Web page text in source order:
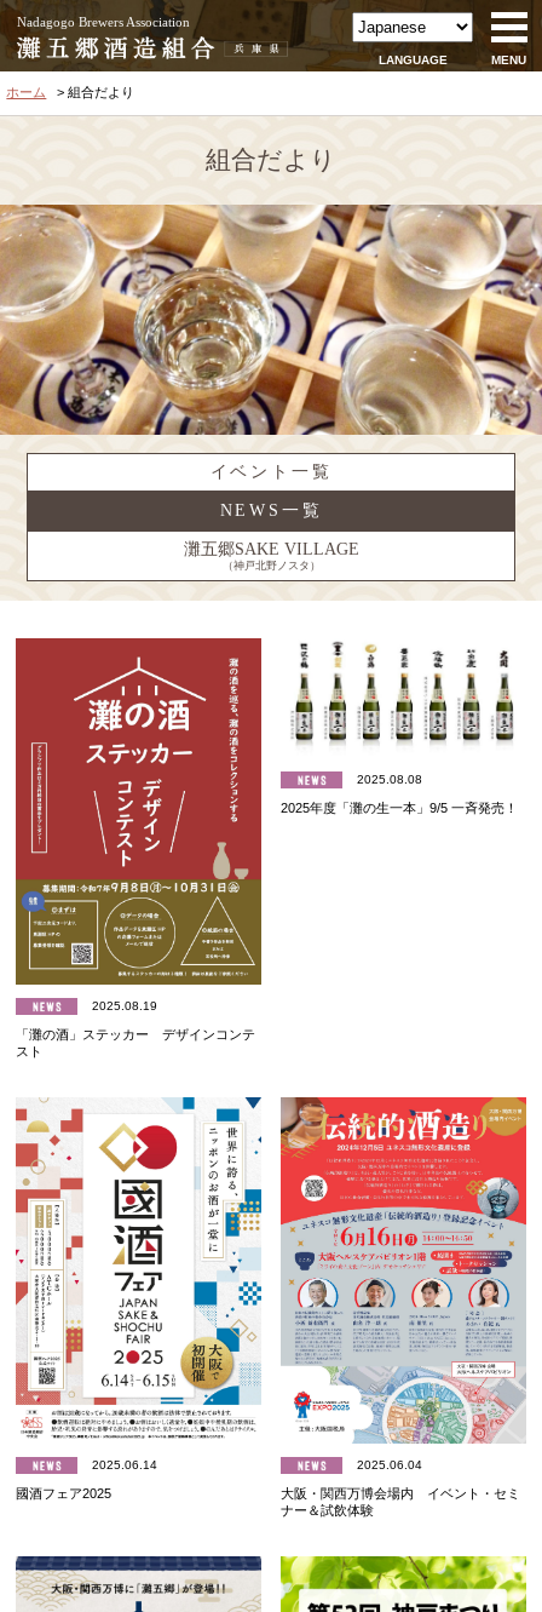
Nadagogo Brewers Association
LANGUAGE MENU
ホーム 組合だより
組合だより
イベント一覧
NEWS一覧
灘五郷SAKE VILLAGE
（神戸北野ノスタ）
2025.08.19
「灘の酒」ステッカー デザインコンテ
スト
2025.08.08
2025年度「灘の生一本」9/5 一斉発売！
2025.06.14
國酒フェア2025
2025.06.04
大阪・関西万博会場内 イベント・セミ
ナー＆試飲体験